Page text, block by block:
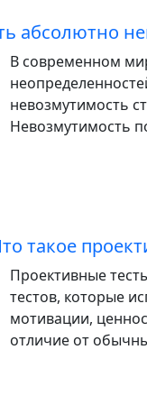
абсолютно
В современном
невозмутимость
Невозмутимость
такое
Проективные
тестов, которые
мотивации,
отличие от